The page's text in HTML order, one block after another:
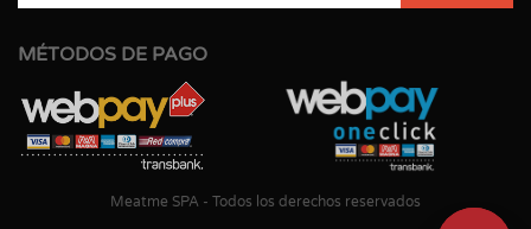
MÉTODOS DE PAGO
Meatme SPA - Todos los derechos reservados